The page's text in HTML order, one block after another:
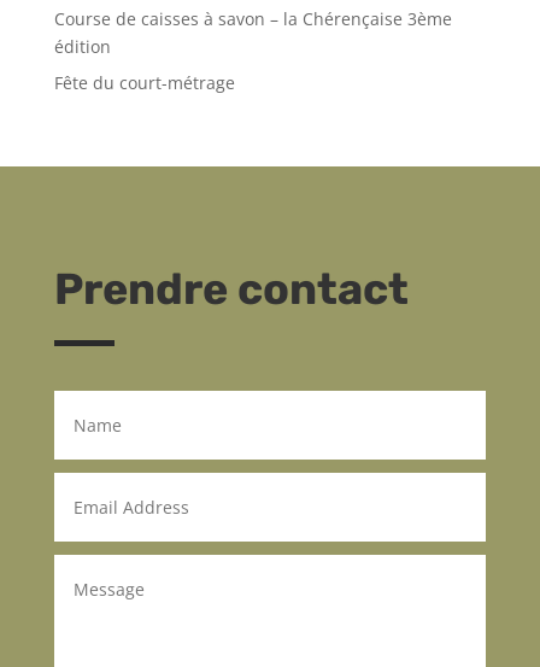
Course de caisses à savon – la Chérençaise 3ème
édition
Fête du court-métrage
Prendre contact